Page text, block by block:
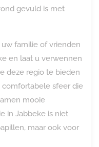
gevuld is met
familie of vrienden
en laat u verwennen
deze regio te bieden
sfeer die
mooie
in Jabbeke is niet
maar ook voor